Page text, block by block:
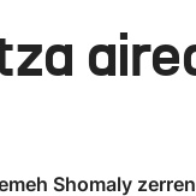
Shomaly